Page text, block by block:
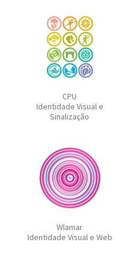
CPU
Identidade Visual e
Sinalização
Wlamar
Identidade Visual e Web